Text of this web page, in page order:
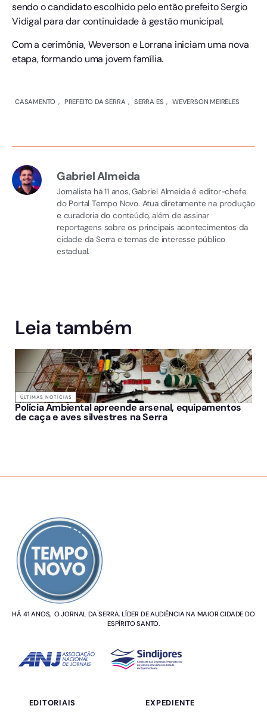
sendo o candidato escolhido pelo então prefeito Sergio
Vidigal para dar continuidade à gestão municipal.
Com a cerimônia, Weverson e Lorrana iniciam uma nova
etapa, formando uma jovem família.
CASAMENTO , PREFEITO DA SERRA , SERRA ES , WEVERSON MEIRELES
Gabriel Almeida
Jornalista há 11 anos, Gabriel Almeida é editor-chefe
do Portal Tempo Novo. Atua diretamente na produção
e curadoria do conteúdo, além de assinar
reportagens sobre os principais acontecimentos da
cidade da Serra e temas de interesse público
estadual.
Leia também
ÚLTIMAS NOTÍCIAS
Polícia Ambiental apreende arsenal, equipamentos
de caça e aves silvestres na Serra
HÁ 41 ANOS, O JORNAL DA SERRA. LÍDER DE AUDIÊNCIA NA MAIOR CIDADE DO
ESPÍRITO SANTO.
EDITORIAIS EXPEDIENTE